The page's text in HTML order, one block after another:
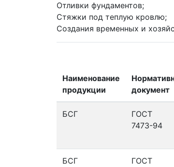
Отливки фундаментов;
Стяжки под теплую кровлю;
Создания временных и
Наименование
продукции
документ
БСГ
ГОСТ
7473-94
БСГ
ГОСТ